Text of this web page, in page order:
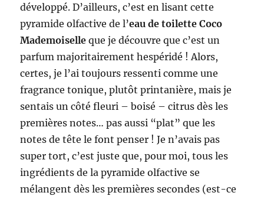
développé. D’ailleurs, c’est en lisant cette
pyramide olfactive de l’eau de toilette Coco
Mademoiselle que je découvre que c’est un
parfum majoritairement hespéridé ! Alors,
certes, je l’ai toujours ressenti comme une
fragrance tonique, plutôt printanière, mais je
sentais un côté fleuri – boisé – citrus dès les
premières notes… pas aussi “plat” que les
notes de tête le font penser ! Je n’avais pas
super tort, c’est juste que, pour moi, tous les
ingrédients de la pyramide olfactive se
mélangent dès les premières secondes (est-ce